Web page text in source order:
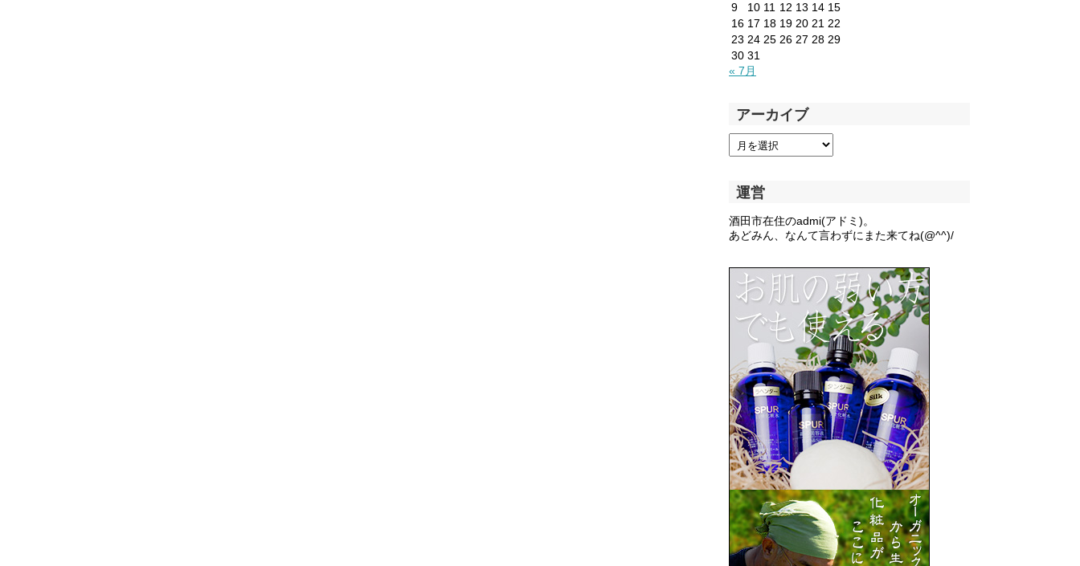
9
10 11 12 13 14 15
16 17 18 19 20 21 22
23 24 25 26 27 28 29
30 31
« 7月
アーカイブ
運営
酒田市在住のadmi(アドミ)。
あどみん、なんて言わずにまた来てね(@^^)/